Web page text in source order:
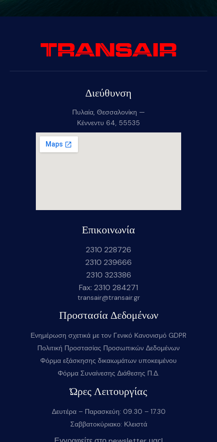
Διεύθυνση
Πυλαία, Θεσσαλονίκη —
Κέννεντυ 64, 55535
Επικοινωνία
2310 228726
2310 239666
2310 323386
Fax: 2310 284271
transair@transair.gr
Προστασία Δεδομένων
Ενημέρωση σχετικά με τον Γενικό Κανονισμό GDPR
Πολιτική Προστασίας Προσωπικών Δεδομένων
Φόρμα εξάσκησης δικαιωμάτων υποκειμένου
Φόρμα Συναίνεσης Διάθεσης Π.Δ.
Ώρες Λειτουργίας
Δευτέρα – Παρασκεύη: 09.30 – 17.30
Σαββατοκύριακο: Κλειστά